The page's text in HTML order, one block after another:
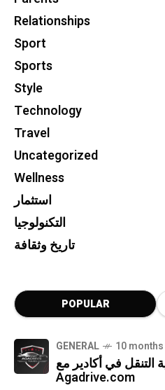
Relationships
Sport
Sports
Style
Technology
Travel
Uncategorized
Wellness
استثمار
التكنولوجيا
تاريخ وثقافة
POPULAR
GENERAL 10
في أكادير مع
Agadrive.com